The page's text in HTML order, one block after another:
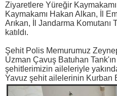
Ziyaretlere Yüreğir
Kaymakamı Hakan Alkan, İl
Arıkan, İl Jandarma Komutanı
katıldı.
Şehit Polis Memurumuz
Uzman Çavuş Batuhan
şehitlerimizin aileleriyle
Yavuz şehit ailelerinin Kurban